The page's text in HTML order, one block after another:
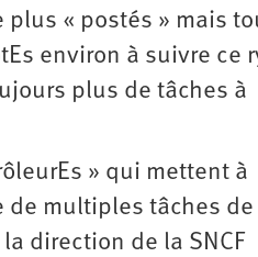
plus « postés » mais
environ à suivre ce
plus de tâches à
» qui mettent à
de multiples tâches de
direction de la SNCF